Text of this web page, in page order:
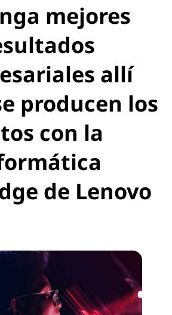
mejores
allí
producen los
con la
de Lenovo